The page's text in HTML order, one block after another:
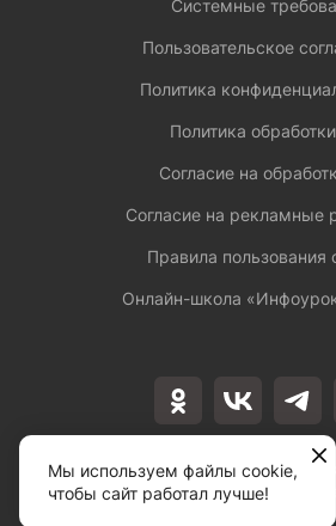
Лицензия на
образовательной
Системные
Пользовательское
Политика
Политика
Согласие на
Согласие на рекламные
Правила пользования
Онлайн-школа
Мы используем файлы cookie,
чтобы сайт работал лучше!